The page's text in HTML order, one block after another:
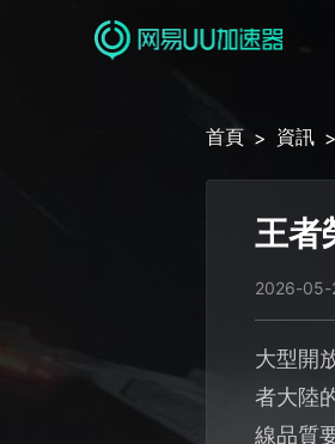
首頁 > 資訊 >
王者
2026-05-
大型開
者大陸
線品質